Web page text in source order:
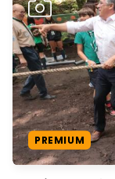
PREMIUM